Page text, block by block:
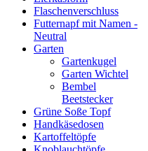
Flaschenverschluss
Futternapf mit Namen -
Neutral
Garten
Gartenkugel
Garten Wichtel
Bembel
Beetstecker
Grüne Soße Topf
Handkäsedosen
Kartoffeltöpfe